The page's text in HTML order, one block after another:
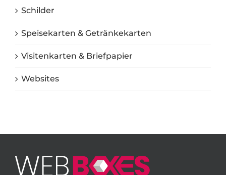
Schilder
Speisekarten & Getränkekarten
Visitenkarten & Briefpapier
Websites